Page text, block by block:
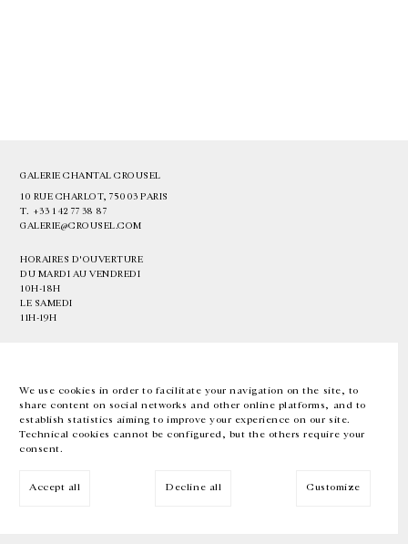
We use cookies in order to facilitate your navigation on the site, to
share content on social networks and other online platforms, and to
establish statistics aiming to improve your experience on our site.
Technical cookies cannot be configured, but the others require your
consent.
Accept all Decline all Customize
GALERIE CHANTAL CROUSEL
10 RUE CHARLOT, 75003 PARIS
T. +33 1 42 77 38 87
GALERIE@CROUSEL.COM
HORAIRES D'OUVERTURE
DU MARDI AU VENDREDI
10H-18H
LE SAMEDI
11H-19H
EN FR 中文 Facebook Instagram
Inscrivez-vous à notre newsletter